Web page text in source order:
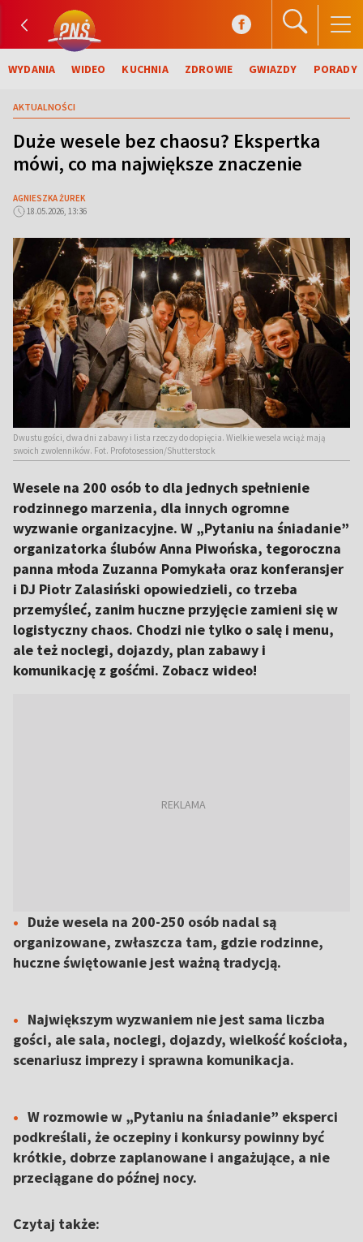
WYDANIA WIDEO KUCHNIA ZDROWIE GWIAZDY PORADY
AKTUALNOŚCI
Duże wesele bez chaosu? Ekspertka
mówi, co ma największe znaczenie
AGNIESZKA ŻUREK
18.05.2026, 13:36
Dwustu gości, dwa dni zabawy i lista rzeczy do dopięcia. Wielkie wesela wciąż mają
swoich zwolenników. Fot. Profotosession/Shutterstock
Wesele na 200 osób to dla jednych spełnienie
rodzinnego marzenia, dla innych ogromne
wyzwanie organizacyjne. W „Pytaniu na śniadanie”
organizatorka ślubów Anna Piwońska, tegoroczna
panna młoda Zuzanna Pomykała oraz konferansjer
i DJ Piotr Zalasiński opowiedzieli, co trzeba
przemyśleć, zanim huczne przyjęcie zamieni się w
logistyczny chaos. Chodzi nie tylko o salę i menu,
ale też noclegi, dojazdy, plan zabawy i
komunikację z gośćmi. Zobacz wideo!
Duże wesela na 200-250 osób nadal są
organizowane, zwłaszcza tam, gdzie rodzinne,
huczne świętowanie jest ważną tradycją.
Największym wyzwaniem nie jest sama liczba
gości, ale sala, noclegi, dojazdy, wielkość kościoła,
scenariusz imprezy i sprawna komunikacja.
W rozmowie w „Pytaniu na śniadanie” eksperci
podkreślali, że oczepiny i konkursy powinny być
krótkie, dobrze zaplanowane i angażujące, a nie
przeciągane do późnej nocy.
Czytaj także: